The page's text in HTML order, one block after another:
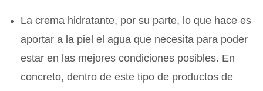
La crema hidratante, por su parte, lo que hace es
aportar a la piel el agua que necesita para poder
estar en las mejores condiciones posibles. En
concreto, dentro de este tipo de productos de